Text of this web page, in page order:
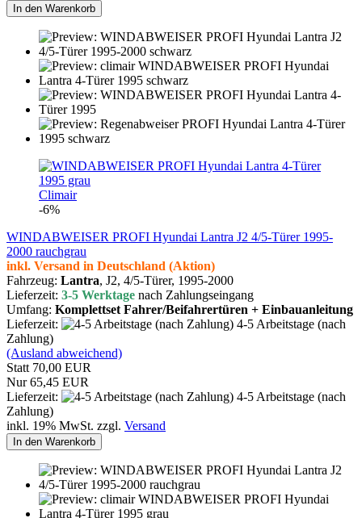
In den Warenkorb
Climair
-6%
WINDABWEISER PROFI Hyundai Lantra J2 4/5-Türer 1995-
2000 rauchgrau
inkl. Versand in Deutschland (Aktion)
Fahrzeug: Lantra, J2, 4/5-Türer, 1995-2000
Lieferzeit: 3-5 Werktage nach Zahlungseingang
Umfang: Komplettset Fahrer/Beifahrertüren + Einbauanleitung
Lieferzeit:
4-5 Arbeitstage (nach
Zahlung)
(Ausland abweichend)
Statt 70,00 EUR
Nur 65,45 EUR
Lieferzeit:
4-5 Arbeitstage (nach
Zahlung)
inkl. 19% MwSt. zzgl. Versand
In den Warenkorb